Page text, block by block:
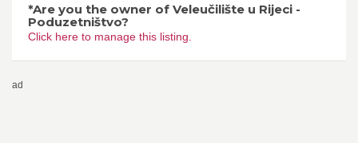
*Are you the owner of Veleučilište u Rijeci -
Poduzetništvo?
Click here to manage this listing.
ad